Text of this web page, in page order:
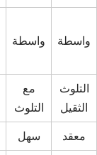
واسطة واسطة
مع
التلوث
التلوث
الثقيل
سهل معقد